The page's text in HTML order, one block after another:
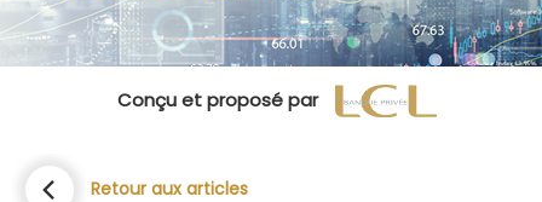
Conçu et proposé par
Retour aux articles